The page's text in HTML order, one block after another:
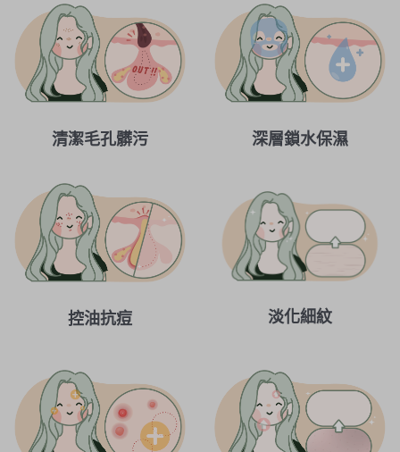
清潔毛孔髒污 深層鎖水保濕
控油抗痘 淡化細紋